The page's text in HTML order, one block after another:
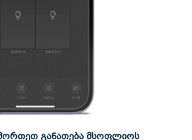
განათება მსოფლიოს